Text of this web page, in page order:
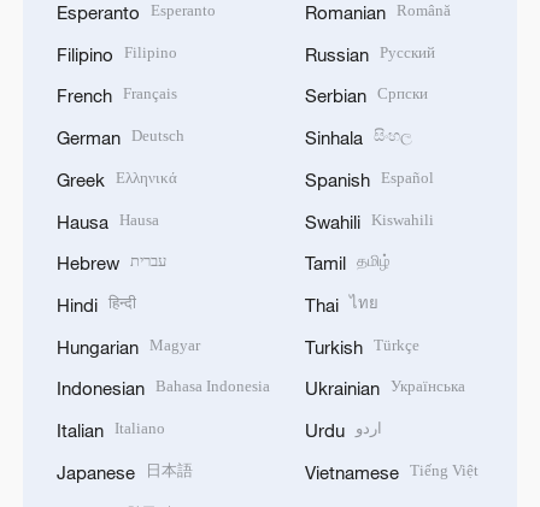
Esperanto Esperanto
Filipino Filipino
French Français
German Deutsch
Greek Ελληνικά
Hausa Hausa
Hebrew עברית
Hindi हिन्दी
Hungarian Magyar
Indonesian Bahasa Indonesia
Italian Italiano
Japanese 日本語
Romanian Română
Russian Русский
Serbian Српски
Sinhala සිංහල
Spanish Español
Swahili Kiswahili
Tamil தமிழ்
Thai ไทย
Turkish Türkçe
Ukrainian Українська
Urdu اردو
Vietnamese Tiếng Việt